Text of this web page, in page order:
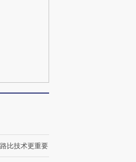
比技术更重要